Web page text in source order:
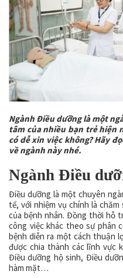
Ngành Điều dưỡng là một
tâm của nhiều bạn trẻ hiện
có dễ xin việc không? Hãy
về ngành này nhé.
Ngành Điều
Điều dưỡng là một chuyên
tế, với nhiệm vụ chính là
của bệnh nhân. Đồng thời hỗ
công việc khác theo sự phân
bệnh diễn ra một cách thuận
được chia thành các lĩnh vực
Điều dưỡng hộ sinh, Điều
hàm mặt…